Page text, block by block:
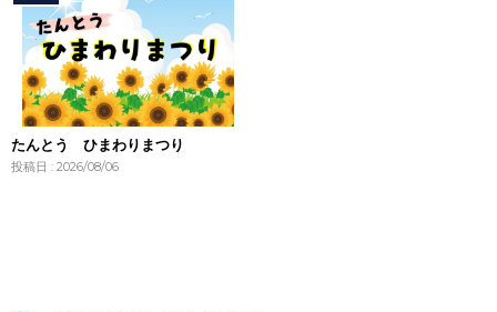
たんとう ひまわりまつり
投稿日 : 2026/08/06